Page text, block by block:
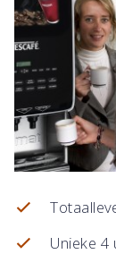
Unieke 4